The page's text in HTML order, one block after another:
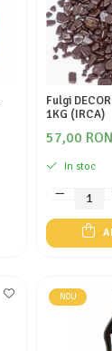
Fulgi
1KG (IRCA)
57,00 RON
In stoc
NOU